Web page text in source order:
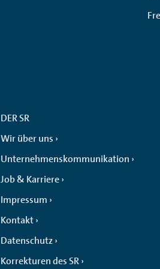
DER SR
Wir über uns
Unternehmenskommunikation
Job & Karriere
Impressum
Kontakt
Datenschutz
Korrekturen des SR